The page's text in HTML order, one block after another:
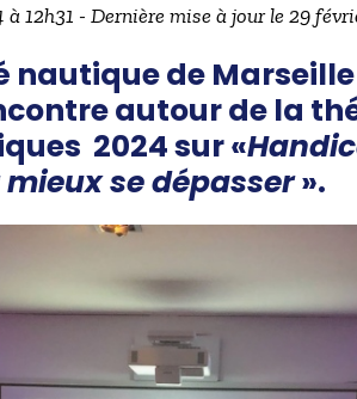
12h31 - Dernière mise à jour le 29
nautique de
autour de la
2024 sur «
se dépasser».